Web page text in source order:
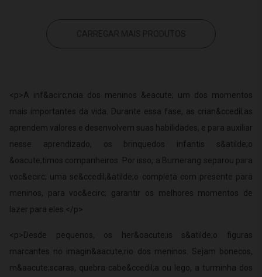
<p>A inf&acirc;ncia dos meninos &eacute; um dos momentos
mais importantes da vida. Durante essa fase, as crian&ccedil;as
aprendem valores e desenvolvem suas habilidades, e para auxiliar
nesse aprendizado, os brinquedos infantis s&atilde;o
&oacute;timos companheiros. Por isso, a Bumerang separou para
voc&ecirc; uma se&ccedil;&atilde;o completa com presente para
meninos, para voc&ecirc; garantir os melhores momentos de
lazer para eles.</p>
<p>Desde pequenos, os her&oacute;is s&atilde;o figuras
marcantes no imagin&aacute;rio dos meninos. Sejam bonecos,
m&aacute;scaras, quebra-cabe&ccedil;a ou lego, a turminha dos